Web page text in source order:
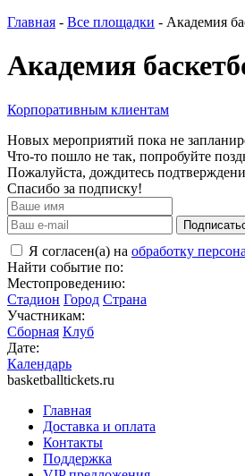
Главная - Все площадки - Академия
Академия
Корпоративным клиентам
Новых мероприятий пока не
Что-то пошло не так, попробуйте
Пожалуйста, дождитесь
Спасибо за подписку!
Я согласен(а) на обработку
Найти событие по:
Местопроведению:
Стадион Город Страна
Участникам:
Сборная Клуб
Дате:
Календарь
basketballtickets.ru
Главная
Доставка и оплата
Контакты
Поддержка